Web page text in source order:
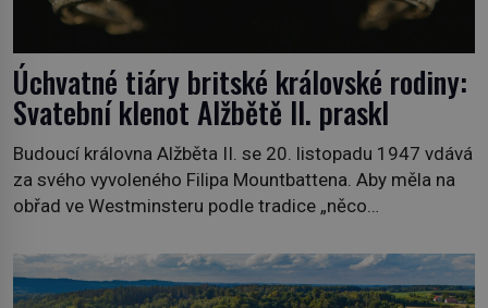
Úchvatné tiáry britské královské rodiny:
Svatební klenot Alžbětě II. praskl
Budoucí královna Alžběta II. se 20. listopadu 1947 vdává
za svého vyvoleného Filipa Mountbattena. Aby měla na
obřad ve Westminsteru podle tradice „něco
soukromé kolekce – diamantovou tiáru královny Marie.
„Je to ošklivá špičatá tiára,“ zhodnotil klenot britský